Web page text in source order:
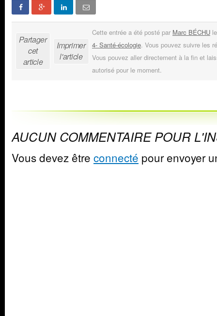
Partager
cet
article
Imprimer
l'article
Cette entrée a été posté par Marc BÉCHU
4- Santé-écologie. Vous pouvez suivre les
Vous pouvez aller directement à la fin et
autorisé pour le moment.
AUCUN COMMENTAIRE POUR
Vous devez être connecté pour envoyer